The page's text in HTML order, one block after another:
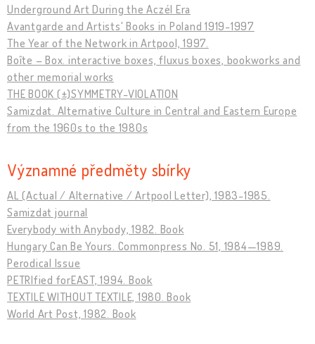
Underground Art During the Aczél Era
Avantgarde and Artists' Books in Poland 1919-1997
The Year of the Network in Artpool, 1997.
Boîte – Box. interactive boxes, fluxus boxes, bookworks and
other memorial works
THE BOOK (±)SYMMETRY-VIOLATION
Samizdat. Alternative Culture in Central and Eastern Europe
from the 1960s to the 1980s
Významné předměty sbírky
AL (Actual / Alternative / Artpool Letter), 1983-1985.
Samizdat journal
Everybody with Anybody, 1982. Book
Hungary Can Be Yours. Commonpress No. 51, 1984—1989.
Perodical Issue
PETRIfied forEAST, 1994. Book
TEXTILE WITHOUT TEXTILE, 1980. Book
World Art Post, 1982. Book